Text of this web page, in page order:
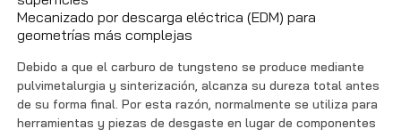
Mecanizado por descarga eléctrica (EDM) para
geometrías más complejas
Debido a que el carburo de tungsteno se produce mediante
pulvimetalurgia y sinterización, alcanza su dureza total antes
de su forma final. Por esta razón, normalmente se utiliza para
herramientas y piezas de desgaste en lugar de componentes